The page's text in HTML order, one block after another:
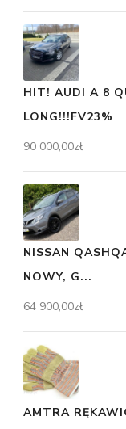
HIT! AUDI A 8
LONG!!!FV23%
90 000,00zł
NISSAN
NOWY, G...
64 900,00zł
AMTRA